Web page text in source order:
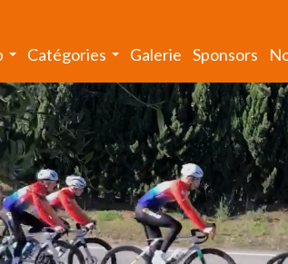
Catégories Galerie Sponsors